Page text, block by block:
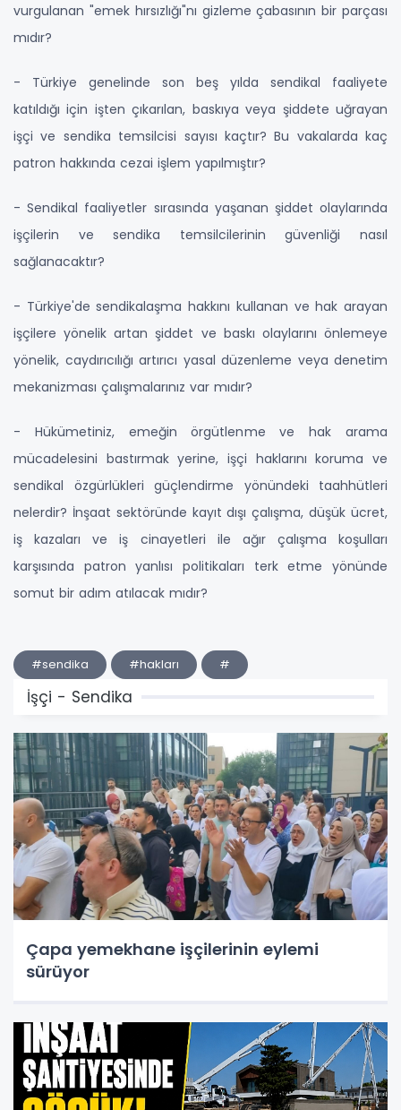
vurgulanan "emek hırsızlığı"nı gizleme çabasının bir parçası
mıdır?
- Türkiye genelinde son beş yılda sendikal faaliyete
katıldığı için işten çıkarılan, baskıya veya şiddete uğrayan
işçi ve sendika temsilcisi sayısı kaçtır? Bu vakalarda kaç
patron hakkında cezai işlem yapılmıştır?
- Sendikal faaliyetler sırasında yaşanan şiddet olaylarında
işçilerin ve sendika temsilcilerinin güvenliği nasıl
sağlanacaktır?
- Türkiye'de sendikalaşma hakkını kullanan ve hak arayan
işçilere yönelik artan şiddet ve baskı olaylarını önlemeye
yönelik, caydırıcılığı artırıcı yasal düzenleme veya denetim
mekanizması çalışmalarınız var mıdır?
- Hükümetiniz, emeğin örgütlenme ve hak arama
mücadelesini bastırmak yerine, işçi haklarını koruma ve
sendikal özgürlükleri güçlendirme yönündeki taahhütleri
nelerdir? İnşaat sektöründe kayıt dışı çalışma, düşük ücret,
iş kazaları ve iş cinayetleri ile ağır çalışma koşulları
karşısında patron yanlısı politikaları terk etme yönünde
somut bir adım atılacak mıdır?
#sendika #hakları #
İşçi - Sendika
Çapa yemekhane işçilerinin eylemi
sürüyor